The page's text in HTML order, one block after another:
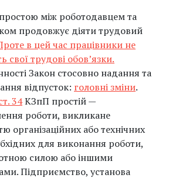
між роботодавцем та
продовжує діяти трудовий
в цей час працівники не
свої трудові обов’язки.
Закон стосовно надання та
відпусток: головні зміни.
34КЗпП простій —
роботи, викликане
організаційних або технічних
для виконання роботи,
силою або іншими
Підприємство, установа